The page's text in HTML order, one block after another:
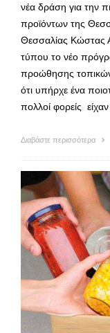
νέα δράση για την
προϊόντων της
Θεσσαλίας Κώστας
τύπου το νέο
προώθησης
ότι υπήρχε ένα
πολλοί φορείς
Διαβάστε περισσότερα